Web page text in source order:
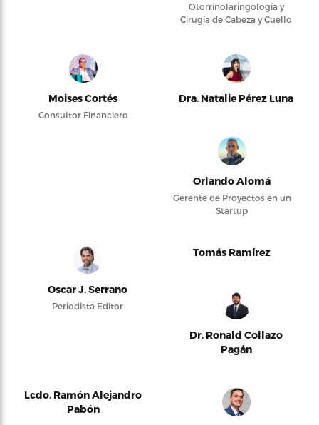
Otorrinolaringología y
Cirugía de Cabeza y Cuello
Moises Cortés
Consultor Financiero
Dra. Natalie Pérez Luna
Orlando Alomá
Gerente de Proyectos en un
Startup
Oscar J. Serrano
Periodista Editor
Tomás Ramírez
Dr. Ronald Collazo
Pagán
Lcdo. Ramón Alejandro
Pabón